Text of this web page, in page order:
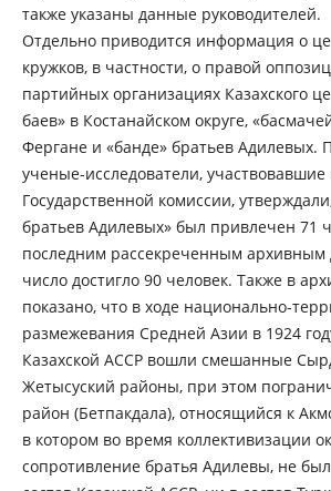
также указаны данные руководителей.
Отдельно приводится информация о
кружков, в частности, о правой
партийных организациях Казахского
баев» в Костанайском округе,
Фергане и «банде» братьев Адилевых.
ученые-исследователи, участвовавшие
Государственной комиссии,
братьев Адилевых» был привлечен 71
последним рассекреченным архивным
число достигло 90 человек. Также в
показано, что в ходе национально-
размежевания Средней Азии в 1924
Казахской АССР вошли смешанные
Жетысуский районы, при этом
район (Бетпакдала), относящийся к
в котором во время коллективизации
сопротивление братья Адилевы, не